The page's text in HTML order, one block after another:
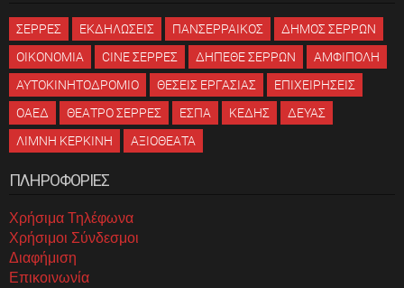
ΣΕΡΡΕΣ ΕΚΔΗΛΩΣΕΙΣ ΠΑΝΣΕΡΡΑΙΚΟΣ
ΔΗΜΟΣ ΣΕΡΡΩΝ
ΟΙΚΟΝΟΜΙΑ
CINE ΣΕΡΡΕΣ ΔΗΠΕΘΕ ΣΕΡΡΩΝ
ΑΜΦΙΠΟΛΗ
ΑΥΤΟΚΙΝΗΤΟΔΡΟΜΙΟ
ΘΕΣΕΙΣ ΕΡΓΑΣΙΑΣ
ΕΠΙΧΕΙΡΗΣΕΙΣ
ΟΑΕΔ
ΘΕΑΤΡΟ ΣΕΡΡΕΣ ΕΣΠΑ ΚΕΔΗΣ
ΔΕΥΑΣ
ΛΙΜΝΗ ΚΕΡΚΙΝΗ
ΑΞΙΟΘΕΑΤΑ
ΠΛΗΡΟΦΟΡΙΕΣ
Χρήσιμα Τηλέφωνα
Χρήσιμοι Σύνδεσμοι
Διαφήμιση
Επικοινωνία